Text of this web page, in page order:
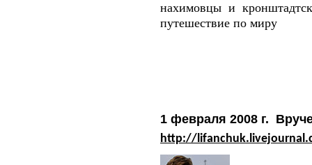
нахимовцы и
путешествие по миру
1 февраля 2008 г.
http:// lifanchuk. livejournal .